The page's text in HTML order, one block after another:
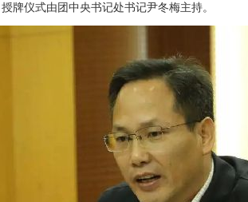
牌仪式由团中央书记处书记尹冬梅主持。